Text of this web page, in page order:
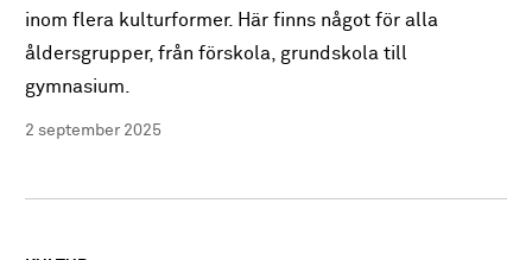
inom flera kulturformer. Här finns något för alla
åldersgrupper, från förskola, grundskola till
gymnasium.
2 september 2025